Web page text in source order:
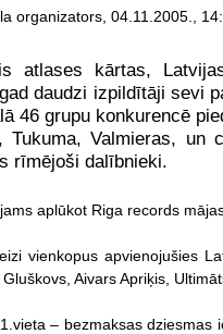
organizators, 04.11.2005.,
atlases kārtas,
daudzi izpildītāji sevi
46 grupu konkurencē
Tukuma, Valmieras,
rīmējoši dalībnieki.
aplūkot Riga records
vienkopus apvienojušies
Aivars Apriķis,
– bezmaksas